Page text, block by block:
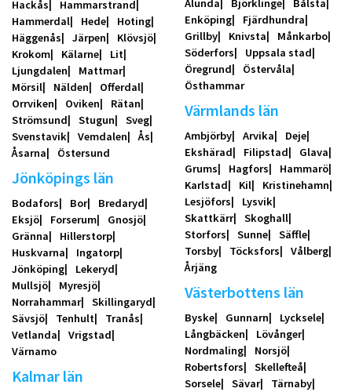
Hackås
Hammarstrand
Hammerdal
Hede
Hoting
Häggenås
Järpen
Klövsjö
Krokom
Kälarne
Lit
Ljungdalen
Mattmar
Mörsil
Nälden
Offerdal
Orrviken
Oviken
Rätan
Strömsund
Stugun
Sveg
Svenstavik
Vemdalen
Ås
Åsarna
Östersund
Jönköpings län
Bodafors Bor
Bredaryd
Eksjö
Forserum
Gnosjö
Gränna
Hillerstorp
Huskvarna
Ingatorp
Jönköping
Lekeryd
Mullsjö
Myresjö
Norrahammar
Skillingaryd
Sävsjö
Tenhult
Tranås
Vetlanda
Vrigstad
Värnamo
Kalmar län
Alunda Björklinge
Bålsta
Enköping
Fjärdhundra
Grillby
Knivsta
Månkarbo
Söderfors
Uppsala stad
Öregrund
Östervåla
Östhammar
Värmlands län
Ambjörby Arvika
Deje
Ekshärad
Filipstad
Glava
Grums
Hagfors
Hammarö
Karlstad
Kil
Kristinehamn
Lesjöfors
Lysvik
Skattkärr
Skoghall
Storfors
Sunne
Säffle
Torsby
Töcksfors
Vålberg
Årjäng
Västerbottens län
Byske Gunnarn
Lycksele
Långbäcken
Lövånger
Nordmaling
Norsjö
Robertsfors
Skellefteå
Sorsele
Sävar
Tärnaby